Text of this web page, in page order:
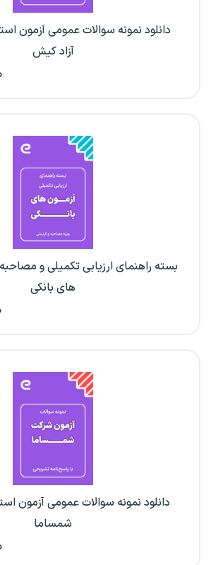
دانلود نمونه سوالات عمومی آزمون
آزاد کیش
بسته راهنمای ارزیابی تکمیلی و
های بانکی
دانلود نمونه سوالات عمومی آزمون
شمساما